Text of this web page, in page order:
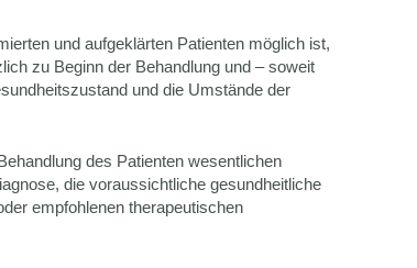
und aufgeklärten Patienten möglich ist,
zu Beginn der Behandlung und – soweit
und die Umstände der
des Patienten wesentlichen
die voraussichtliche gesundheitliche
empfohlenen therapeutischen